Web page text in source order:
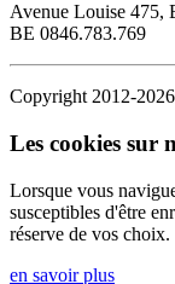
Avenue Louise 475,
BE 0846.783.769
Copyright 2012-
Les cookies sur
Lorsque vous
susceptibles d'être
réserve de vos choix.
en savoir plus